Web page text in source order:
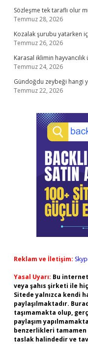
Sözleşme tek taraflı olur
Temmuz 28, 2026
Kozalak şurubu yatarken
Temmuz 26, 2026
Karasal iklimin
Temmuz 24, 2026
Gündoğdu zeybeği hangi
Temmuz 22, 2026
Reklam ve İletişim:
Yasal Uyarı: Bu
veya şahıs şirketi ile
Sitede yalnızca kendi
paylaşılmaktadır.
taşımamakta olup,
paylaşım
benzerlikleri
taslak halindedir ve